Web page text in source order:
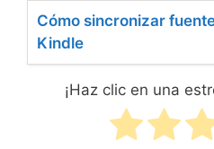
Cómo sincronizar
Kindle
¡Haz clic en una